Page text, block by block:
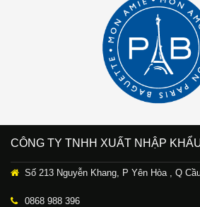
CÔNG TY TNHH XUẤT NHẬP
Số 213 Nguyễn Khang, P Yên Hòa , Q
0868 988 396